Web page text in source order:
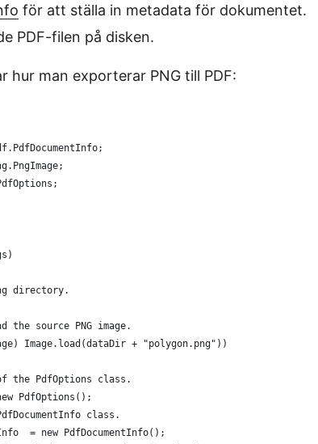
för att ställa in metadata för dokumentet.
PDF-filen på disken.
hur man exporterar PNG till PDF:
directory.
the source PNG image.
Image.load(dataDir + "polygon.png"))
the PdfOptions class.
PdfOptions();
class.
= new PdfDocumentInfo();